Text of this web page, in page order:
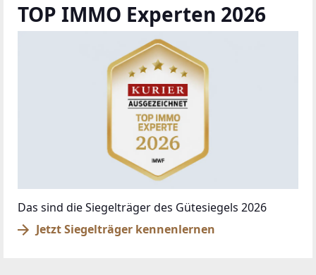
TOP IMMO Experten 2026
Das sind die Siegelträger des Gütesiegels 2026
Jetzt Siegelträger kennenlernen